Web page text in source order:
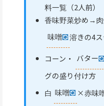
料一覧（2人前）
香味野菜炒め→
味噌
溶きの4
コーン・ バター
グの盛り付け方
白 味噌
×赤味